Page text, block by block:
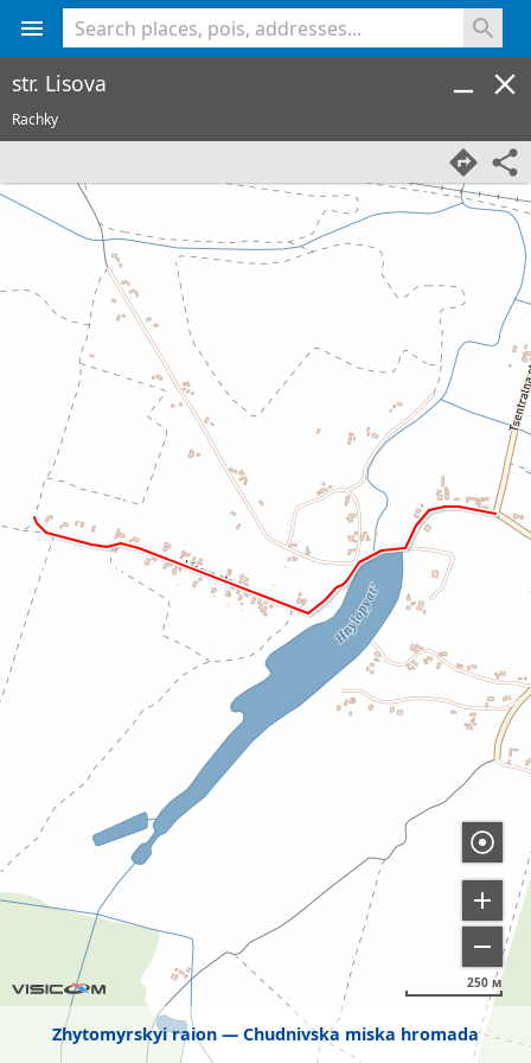
Zhytomyrskyi raion Chudnivska miska hromada
250 м
str. Lisova
Rachky
<% console.log(hcard) %>